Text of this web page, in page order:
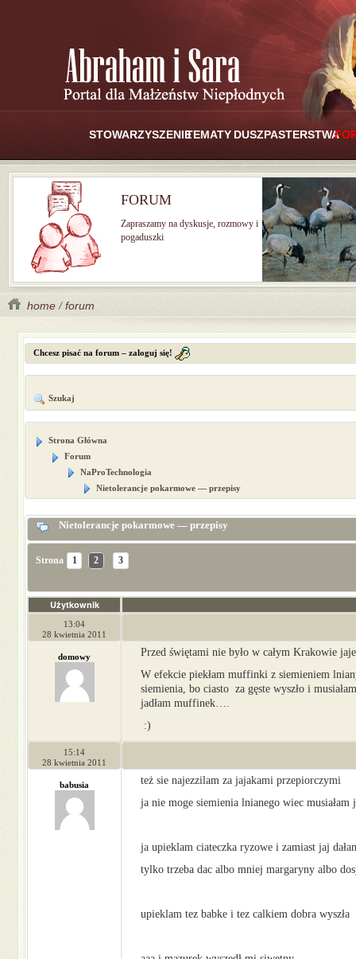
STOWARZYSZENIETEMATY DUSZPASTERSTWA
FORUM
Zapraszamy na dyskusje, rozmowy i
pogaduszki
home /forum
Chcesz pisać na forum – zaloguj się!
Szukaj
Strona Główna
Forum
NaProTechnologia
Nietolerancje pokarmowe — przepisy
Nietolerancje pokarmowe — przepisy
Strona 1 2 3
Użytkownik
13:04
28 kwietnia 2011
domowy
Przed świętami nie było w całym Krakowie
W efekcie piekłam muffinki z siemieniem
siemienia, bo ciasto za gęste wyszło i
jadłam muffinek….
:)
15:14
28 kwietnia 2011
babusia
też sie najezzilam za jajakami przepiorczymi
ja nie moge siemienia lnianego wiec musiałam
ja upieklam ciateczka ryzowe i zamiast jaj
tylko trzeba dac albo mniej margaryny albo
upieklam tez babke i tez calkiem dobra wyszła